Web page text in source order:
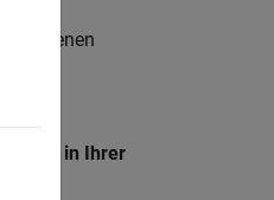
offenen
in Ihrer